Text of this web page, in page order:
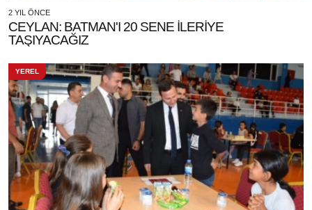
2 YIL ÖNCE
CEYLAN: BATMAN'I 20 SENE İLERİYE
TAŞIYACAĞIZ
YEREL